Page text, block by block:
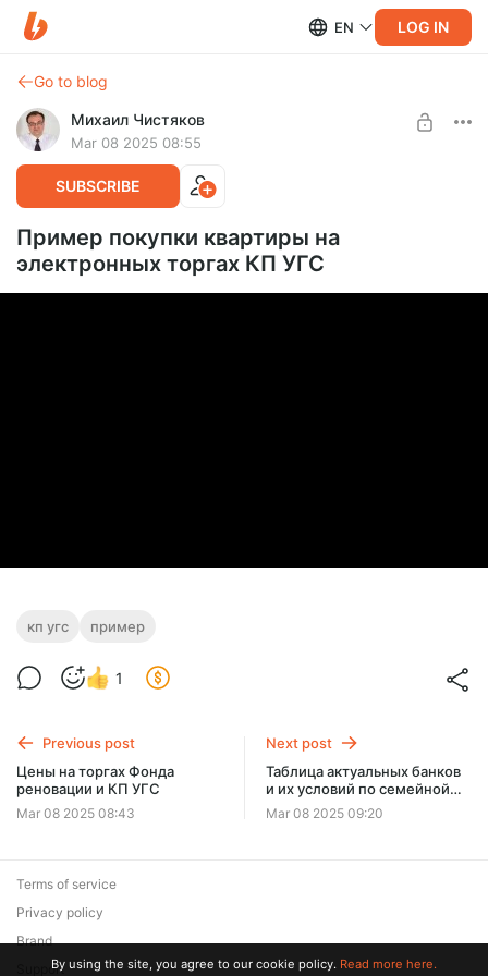
EN LOG IN
Go to blog
Михаил Чистяков
Mar 08 2025 08:55
SUBSCRIBE
Пример покупки квартиры на
электронных торгах КП УГС
кп угс пример
1
Previous post
Цены на торгах Фонда
реновации и КП УГС
Mar 08 2025 08:43
Next post
Таблица актуальных банков
и их условий по семейной
ипотеке для Фонда
реновации Москвы
Mar 08 2025 09:20
Terms of service
Privacy policy
Brand
SupportBy using the site, you agree to our cookie policy. Read more here.